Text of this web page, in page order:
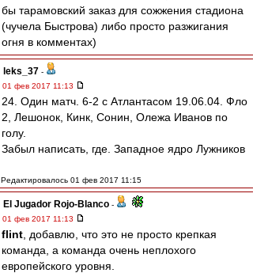
бы тарамовский заказ для сожжения стадиона
(чучела Быстрова) либо просто разжигания
огня в комментах)
leks_37 -
01 фев 2017 11:13
24. Один матч. 6-2 с Атлантасом 19.06.04. Фло
2, Лешонок, Кинк, Сонин, Олежа Иванов по
голу.
Забыл написать, где. Западное ядро Лужников
Редактировалось 01 фев 2017 11:15
El Jugador Rojo-Blanco -
01 фев 2017 11:13
flint , добавлю, что это не просто крепкая
команда, а команда очень неплохого
европейского уровня.